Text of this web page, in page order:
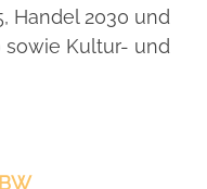
Handel 2030 und
sowie Kultur- und